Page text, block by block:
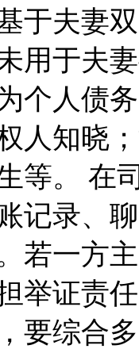
于夫妻
用于夫
个人债
人知晓
等。 在
记录、
若一方
举证责
要综合